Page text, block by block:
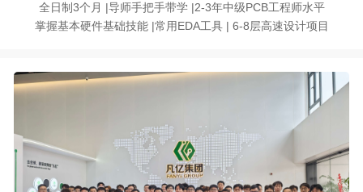
全日制3个月 |导师手把手带学 |2-3年中级PCB工程师水平
掌握基本硬件基础技能 |常用EDA工具 | 6-8层高速设计项目